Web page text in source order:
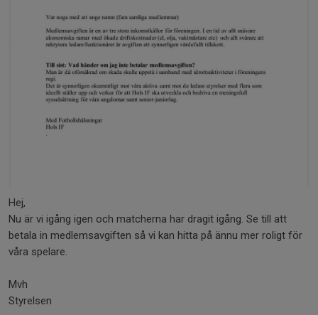
Hej,
Nu är vi igång igen och matcherna har dragit igång. Se till att
betala in medlemsavgiften så vi kan hitta på ännu mer roligt för
våra spelare.
Mvh
Styrelsen